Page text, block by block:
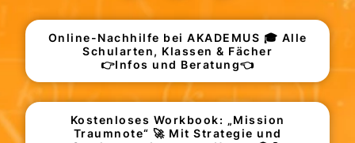
Online-Nachhilfe bei AKADEMUS 🎓 Alle
Schularten, Klassen & Fächer
👉Infos und Beratung👈
Kostenloses Workbook: „Mission
Traumnote“ 🚀 Mit Strategie und